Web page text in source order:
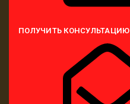
ПОЛУЧИТЬ КОНСУЛЬТАЦИЮ